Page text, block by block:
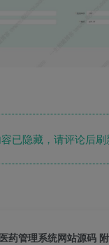
已隐藏，请评论后刷
管理系统网站源码